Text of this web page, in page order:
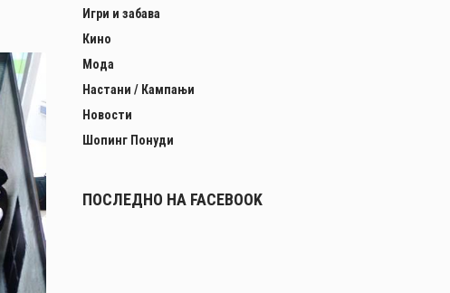
Игри и забава
Кино
Мода
Настани / Кампањи
Новости
Шопинг Понуди
ПОСЛЕДНО НА FACEBOOK